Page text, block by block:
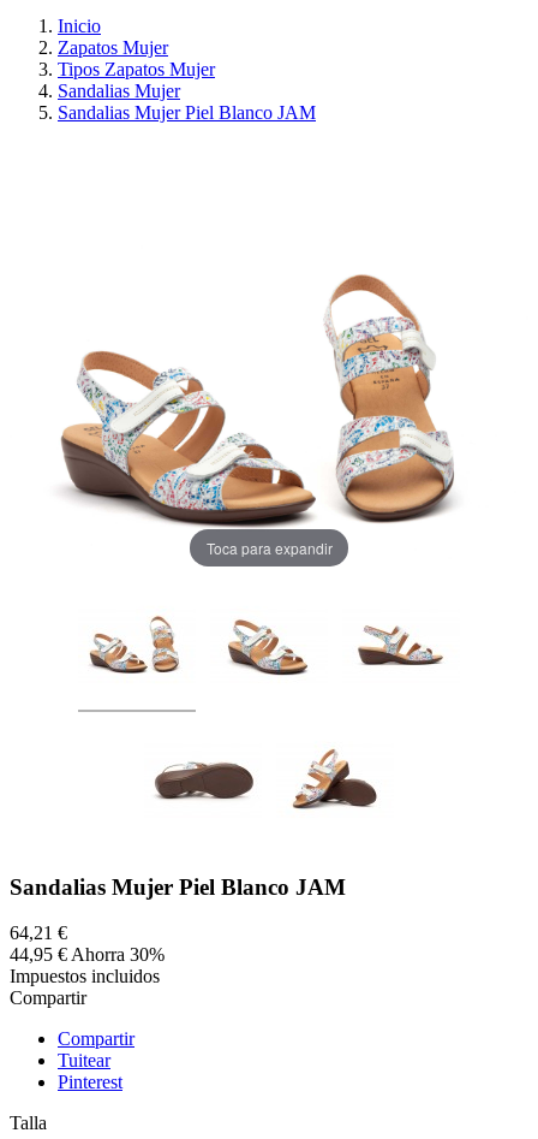
Inicio
Zapatos Mujer
Tipos Zapatos Mujer
Sandalias Mujer
Sandalias Mujer Piel Blanco JAM
Toca para expandir
Sandalias Mujer Piel Blanco JAM
64,21 €
44,95 €Ahorra 30%
Impuestos incluidos
Compartir
Compartir
Tuitear
Pinterest
Talla